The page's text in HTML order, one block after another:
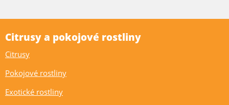
Citrusy a pokojové rostliny
Citrusy
Pokojové rostliny
Exotické rostliny